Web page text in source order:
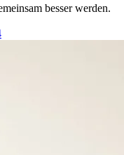
besser werden.